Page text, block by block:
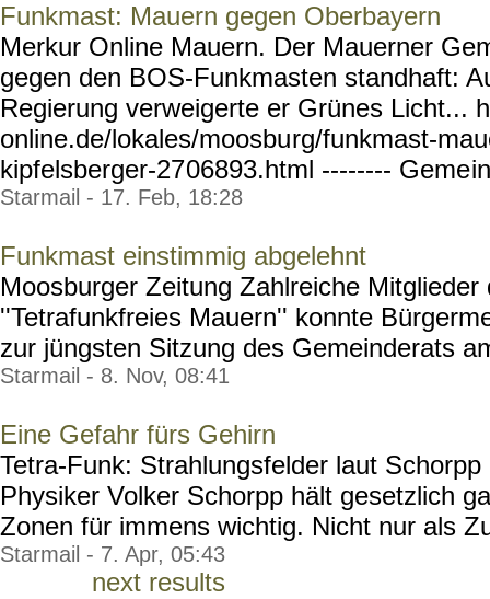
Funkmast: Mauern gegen Oberbayern
Merkur Online Mauern. Der Mauerner
gegen den BOS-Funkmasten standhaft:
Regierung verweigerte er Grünes Licht...
online.de/lokales/moosburg/funkmast-
kipfelsberger-2706893.html -------- Geme
Starmail - 17. Feb, 18:28
Funkmast einstimmig abgelehnt
Moosburger Zeitung Zahlreiche
''Tetrafunkfreies Mauern'' konnte
zur jüngsten Sitzung des Gemeinderats
Starmail - 8. Nov, 08:41
Eine Gefahr fürs Gehirn
Tetra-Funk: Strahlungsfelder laut
Physiker Volker Schorpp hält gesetzlich
Zonen für immens wichtig. Nicht nur als
Starmail - 7. Apr, 05:43
next results